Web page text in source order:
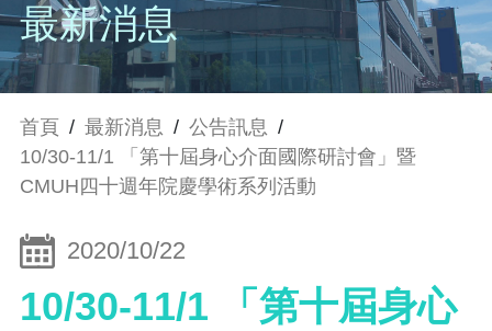
最新消息
首頁 / 最新消息 / 公告訊息 /
10/30-11/1 「第十屆身心介面國際研討會」暨
CMUH四十週年院慶學術系列活動
2020/10/22
10/30-11/1 「第十屆身心